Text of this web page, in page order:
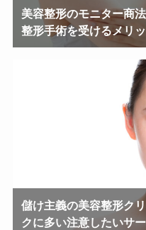
美容整形のモニター商
整形手術を受けるメリ
儲け主義の美容整形ク
クに多い注意したいサ